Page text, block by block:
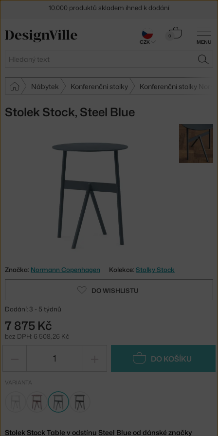
MENU
Hledat
0
Košík
Nábytek Konferenční stolky Konferenční stolky
Stolek Stock, Steel Blue
Značka: Normann Copenhagen Kolekce: Stolky Stock
DO WISHLISTU
Dodání: 3 - 5 týdnů
7 875 Kč
bez DPH: 6 508,26 Kč
DO KOŠÍKU
VARIANTA
Stolek Stock Table v odstínu Steel Blue od dánské značky
30 dní na vrácení zboží
CZK